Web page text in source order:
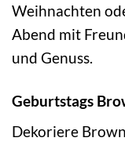
Weihnachten
Abend mit
und Genuss.
Geburtstags
Dekoriere